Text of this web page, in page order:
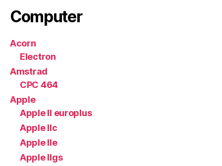
Computer
Acorn
Electron
Amstrad
CPC 464
Apple
Apple II europlus
Apple IIc
Apple IIe
Apple IIgs